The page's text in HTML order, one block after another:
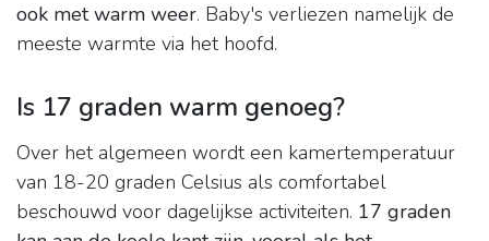
ook met warm weer. Baby's verliezen namelijk de
meeste warmte via het hoofd.
Is 17 graden warm genoeg?
Over het algemeen wordt een kamertemperatuur
van 18-20 graden Celsius als comfortabel
beschouwd voor dagelijkse activiteiten. 17 graden